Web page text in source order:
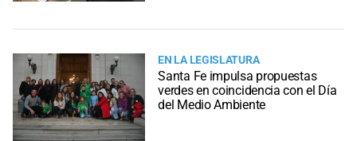
EN LA LEGISLATURA
Santa Fe impulsa propuestas
verdes en coincidencia con el Día
del Medio Ambiente